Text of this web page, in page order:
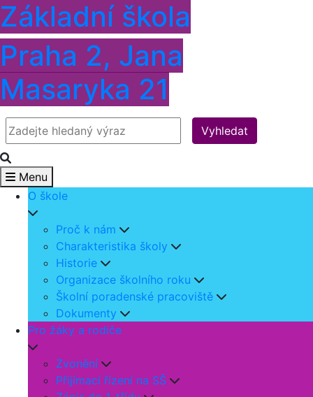
Základní škola
Praha 2, Jana
Masaryka 21
Vyhledat
Menu
O škole
Proč k nám
Charakteristika školy
Historie
Organizace školního roku
Školní poradenské pracoviště
Dokumenty
Pro žáky a rodiče
Zvonění
Přijímací řízení na SŠ